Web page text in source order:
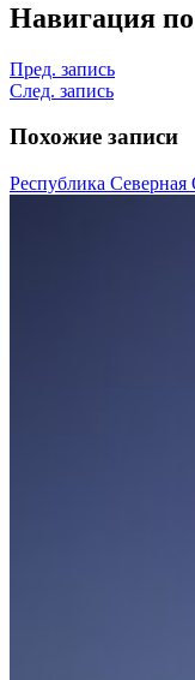
Навигация
Пред. запись
След. запись
Похожие записи
Республика